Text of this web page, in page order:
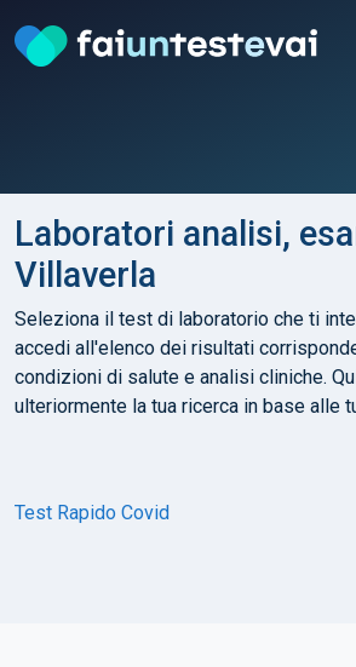
Laboratori analisi,
Villaverla
Seleziona il test di laboratorio che ti
accedi all'elenco dei risultati
condizioni di salute e analisi cliniche.
ulteriormente la tua ricerca in base alle
Test Rapido Covid